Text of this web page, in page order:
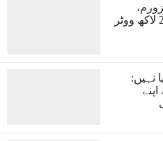
اڑیسہ، منی پور اور سکم کے 22 لاکھ ووٹر
نہیں: